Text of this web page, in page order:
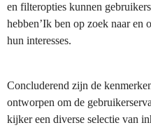
en filteropties kunnen
hebben’Ik ben op zoek naar en
hun interesses.
Concluderend zijn de
ontworpen om de
kijker een diverse selectie van